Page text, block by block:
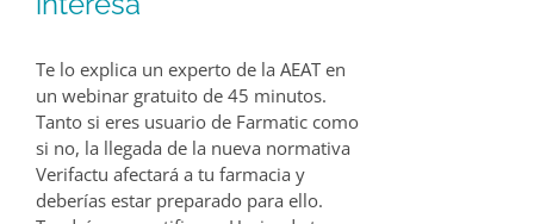
Te lo explica un experto de la AEAT en
un webinar gratuito de 45 minutos.
Tanto si eres usuario de Farmatic como
si no, la llegada de la nueva normativa
Verifactu afectará a tu farmacia y
deberías estar preparado para ello.